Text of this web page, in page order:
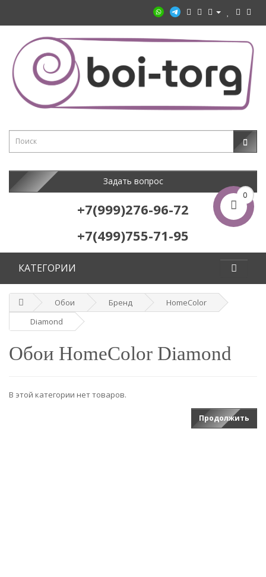
0
Задать вопрос
+7(999)276-96-72
+7(499)755-71-95
КАТЕГОРИИ
Обои Бренд
HomeColor
Diamond
Обои HomeColor Diamond
В этой категории нет товаров.
Продолжить